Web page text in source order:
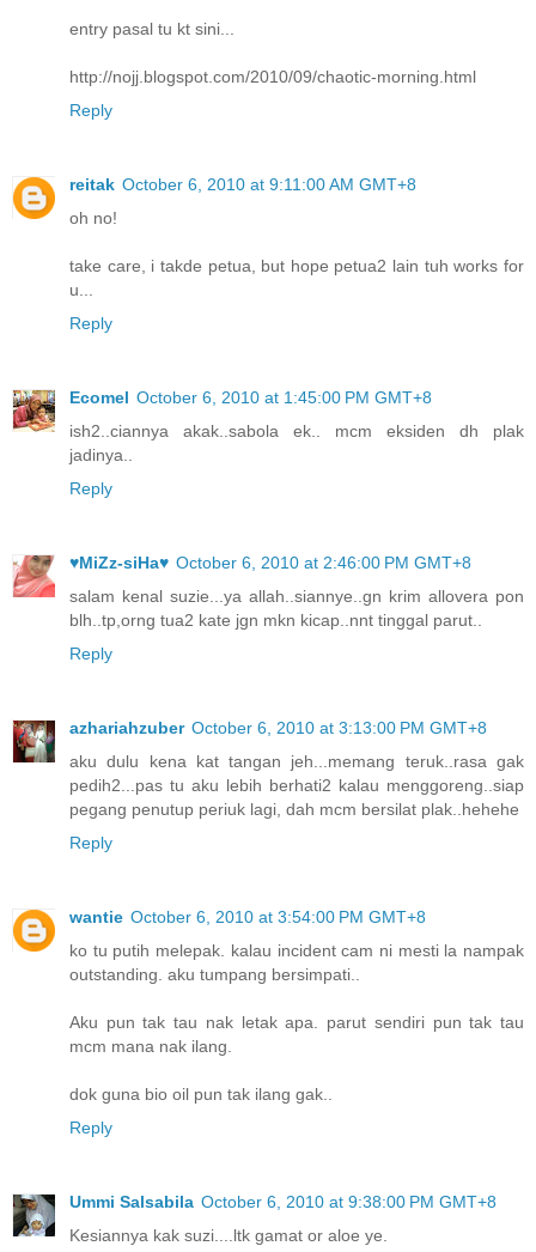
entry pasal tu kt sini...
http://nojj.blogspot.com/2010/09/chaotic-morning.html
Reply
reitak October 6, 2010 at 9:11:00 AM GMT+8
oh no!
take care, i takde petua, but hope petua2 lain tuh works for
u...
Reply
Ecomel October 6, 2010 at 1:45:00 PM GMT+8
ish2..ciannya akak..sabola ek.. mcm eksiden dh plak
jadinya..
Reply
♥MiZz-siHa♥ October 6, 2010 at 2:46:00 PM GMT+8
salam kenal suzie...ya allah..siannye..gn krim allovera pon
blh..tp,orng tua2 kate jgn mkn kicap..nnt tinggal parut..
Reply
azhariahzuber October 6, 2010 at 3:13:00 PM GMT+8
aku dulu kena kat tangan jeh...memang teruk..rasa gak
pedih2...pas tu aku lebih berhati2 kalau menggoreng..siap
pegang penutup periuk lagi, dah mcm bersilat plak..hehehe
Reply
wantie October 6, 2010 at 3:54:00 PM GMT+8
ko tu putih melepak. kalau incident cam ni mesti la nampak
outstanding. aku tumpang bersimpati..
Aku pun tak tau nak letak apa. parut sendiri pun tak tau
mcm mana nak ilang.
dok guna bio oil pun tak ilang gak..
Reply
Ummi Salsabila October 6, 2010 at 9:38:00 PM GMT+8
Kesiannya kak suzi....ltk gamat or aloe ye.